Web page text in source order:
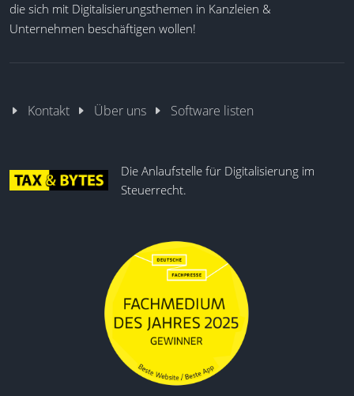
die sich mit Digitalisierungsthemen in Kanzleien &
Unternehmen beschäftigen wollen!
Kontakt Über uns Software listen
Die Anlaufstelle für Digitalisierung im
Steuerrecht.